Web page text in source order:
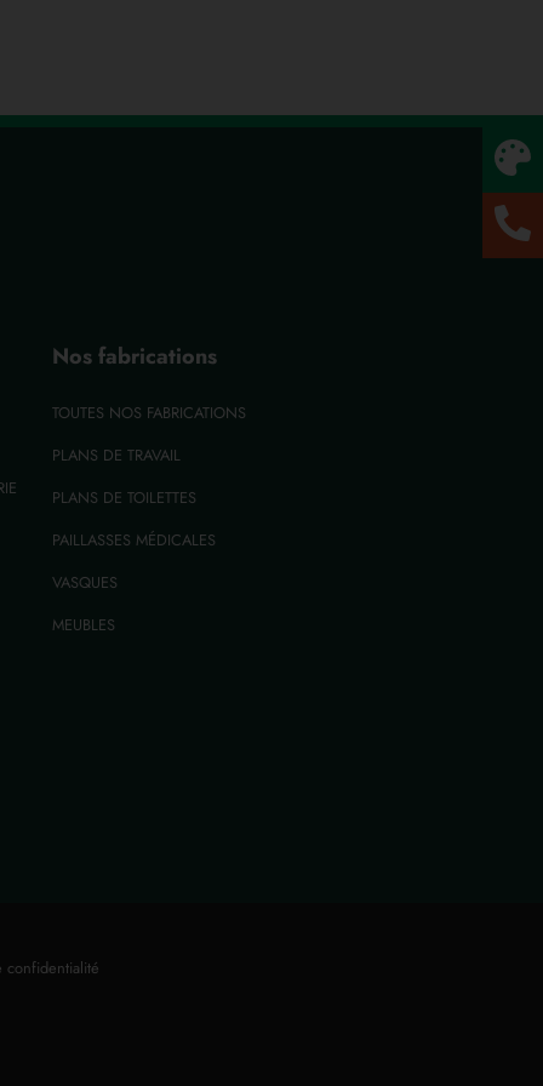
Nos fabrications
TOUTES NOS FABRICATIONS
PLANS DE TRAVAIL
PLANS DE TOILETTES
PAILLASSES MÉDICALES
VASQUES
MEUBLES
confidentialité